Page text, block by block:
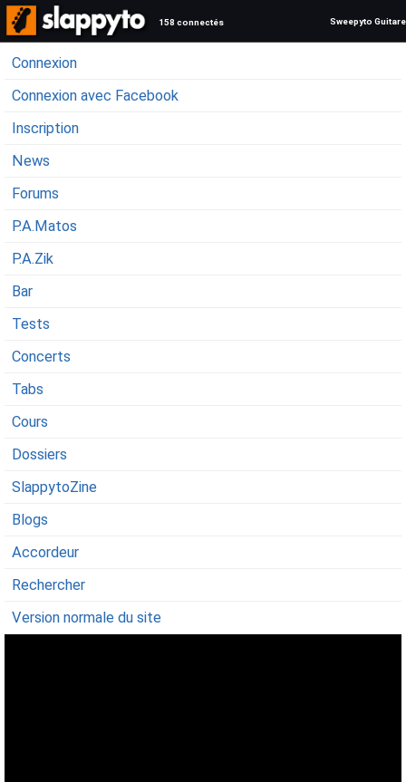
158 connectés Sweepyto Guitare
Connexion
Connexion avec Facebook
Inscription
News
Forums
P.A.Matos
P.A.Zik
Bar
Tests
Concerts
Tabs
Cours
Dossiers
SlappytoZine
Blogs
Accordeur
Rechercher
Version normale du site